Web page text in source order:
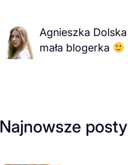
Agnieszka Dolska
mała blogerka
Najnowsze posty